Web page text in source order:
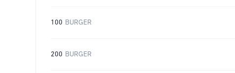
100 BURGER
200 BURGER